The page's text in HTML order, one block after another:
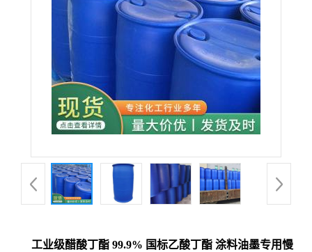
工业级醋酸丁酯 99.9% 国标乙酸丁酯 涂料油墨专用慢